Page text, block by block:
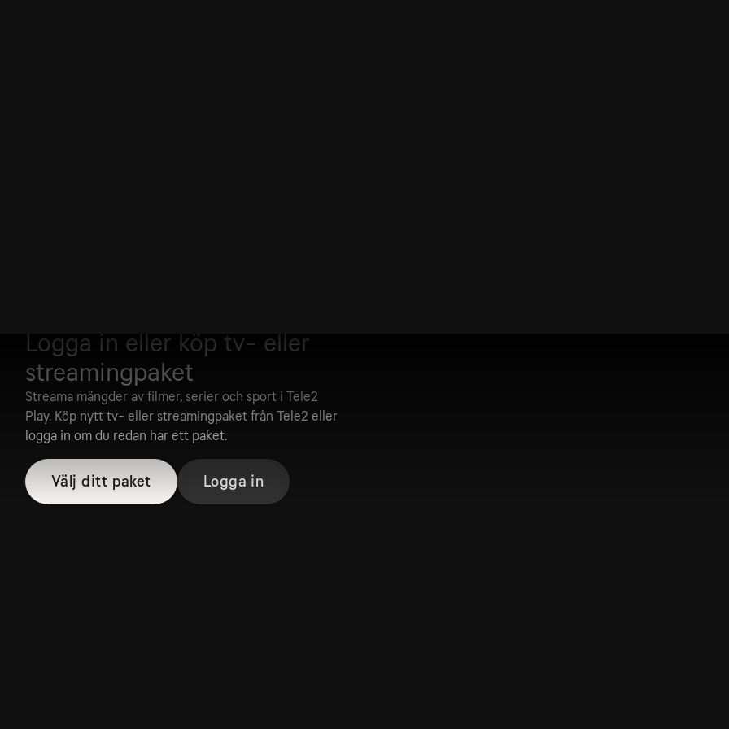
Logga in eller köp tv- eller
streamingpaket
Streama mängder av filmer, serier och sport i Tele2
Play. Köp nytt tv- eller streamingpaket från Tele2 eller
logga in om du redan har ett paket.
Välj ditt paket Logga in